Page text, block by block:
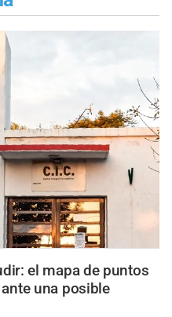
el mapa de puntos
una posible